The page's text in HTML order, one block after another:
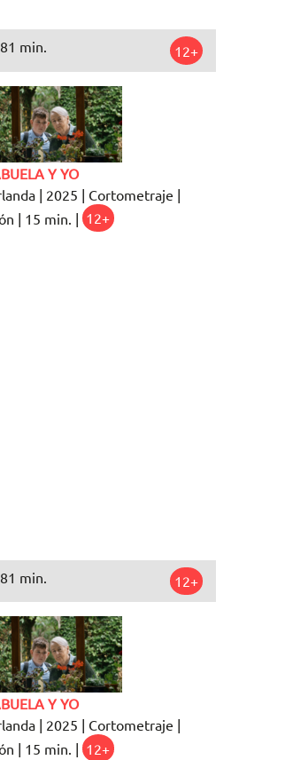
81 min. 12+
Y YO
| 2025 | Cortometraje |
| 15 min. | 12+
81 min. 12+
Y YO
| 2025 | Cortometraje |
| 15 min. | 12+